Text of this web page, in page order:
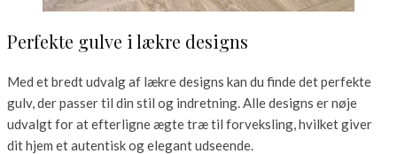
Perfekte gulve i lækre designs
Med et bredt udvalg af lækre designs kan du finde det perfekte
gulv, der passer til din stil og indretning. Alle designs er nøje
udvalgt for at efterligne ægte træ til forveksling, hvilket giver
dit hjem et autentisk og elegant udseende.